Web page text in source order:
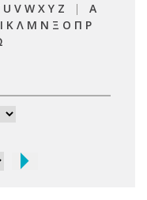
U V W X Y Z | Α
Ι Κ Λ Μ Ν Ξ Ο Π Ρ